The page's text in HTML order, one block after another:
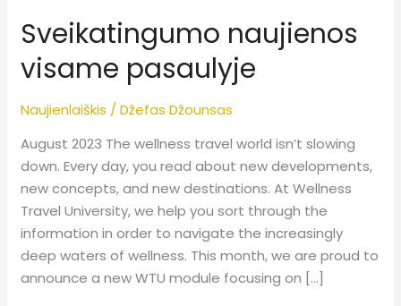
Sveikatingumo naujienos
visame pasaulyje
Naujienlaiškis /Džefas Džounsas
August 2023 The wellness travel world isn’t slowing
down. Every day, you read about new developments,
new concepts, and new destinations. At Wellness
Travel University, we help you sort through the
information in order to navigate the increasingly
deep waters of wellness. This month, we are proud to
announce a new WTU module focusing on […]
visame